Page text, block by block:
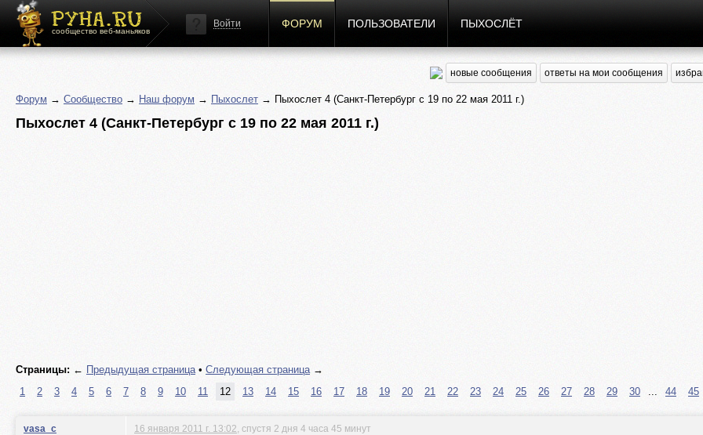
сообщество веб-маньяков
Войти ФОРУМ ПОЛЬЗОВАТЕЛИ ПЫХОСЛЁТ
новые сообщения ответы на мои сообщения
Форум → Сообщество → Наш форум → Пыхослет → Пыхослет 4 (Санкт-Петербург с 19 по 22 мая 2011 г.)
Пыхослет 4 (Санкт-Петербург с 19 по 22 мая 2011 г.)
Страницы: ← Предыдущая страница• Следующая страница→
1
2 3 4 5 6 7 8 9 10 11 12 13 14 15 16 17 18 19 20 21 22 23 24 25 26 27 28 29 30 ... 44 45
vasa_c 16 января 2011 г. 13:02 , спустя 2 дня 4 часа 45 минут